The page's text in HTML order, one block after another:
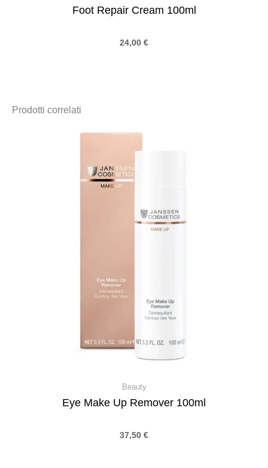
Foot Repair Cream 100ml
24,00 €
Prodotti correlati
Beauty
Eye Make Up Remover 100ml
37,50 €